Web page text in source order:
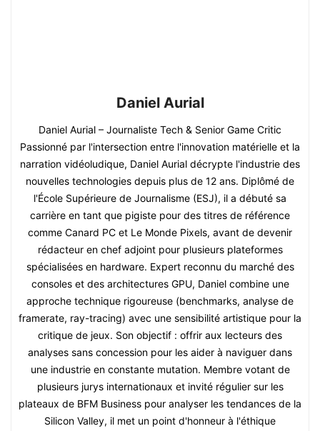
Daniel Aurial
Daniel Aurial – Journaliste Tech & Senior Game Critic
Passionné par l'intersection entre l'innovation matérielle et la
narration vidéoludique, Daniel Aurial décrypte l'industrie des
nouvelles technologies depuis plus de 12 ans. Diplômé de
l'École Supérieure de Journalisme (ESJ), il a débuté sa
carrière en tant que pigiste pour des titres de référence
comme Canard PC et Le Monde Pixels, avant de devenir
rédacteur en chef adjoint pour plusieurs plateformes
spécialisées en hardware. Expert reconnu du marché des
consoles et des architectures GPU, Daniel combine une
approche technique rigoureuse (benchmarks, analyse de
framerate, ray-tracing) avec une sensibilité artistique pour la
critique de jeux. Son objectif : offrir aux lecteurs des
analyses sans concession pour les aider à naviguer dans
une industrie en constante mutation. Membre votant de
plusieurs jurys internationaux et invité régulier sur les
plateaux de BFM Business pour analyser les tendances de la
Silicon Valley, il met un point d'honneur à l'éthique